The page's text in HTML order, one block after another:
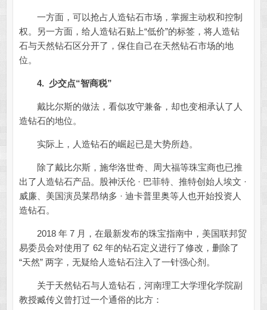
一方面，可以抢占人造钻石市场，掌握主动权和控制
权。另一方面，给人造钻石贴上“低价”的标签，将人造钻
石与天然钻石区分开了，保住自己在天然钻石市场的地
位。
4. 少交点“智商税”
戴比尔斯的做法，看似攻守兼备，却也变相承认了人
造钻石的地位。
实际上，人造钻石的崛起已是大势所趋。
除了戴比尔斯，施华洛世奇、周大福等珠宝商也已推
出了人造钻石产品。股神沃伦 · 巴菲特、推特创始人埃文 ·
威廉、美国演员莱昂纳多 · 迪卡普里奥等人也开始投资人
造钻石。
2018 年 7 月，在最新发布的珠宝指南中，美国联邦贸
易委员会对使用了 62 年的钻石定义进行了修改，删除了
“天然” 两字，无疑给人造钻石注入了一针强心剂。
关于天然钻石与人造钻石，河南理工大学理化学院副
教授臧传义曾打过一个通俗的比方：